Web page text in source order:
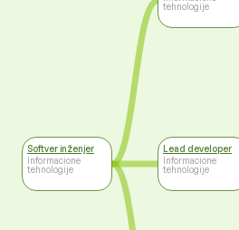
Softver inženjer
Informacione
tehnologije
tehnologije
Lead developer
Informacione
tehnologije